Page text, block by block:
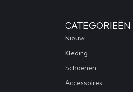
CATEGORIEËN
Nieuw
Kleding
Schoenen
Accessoires